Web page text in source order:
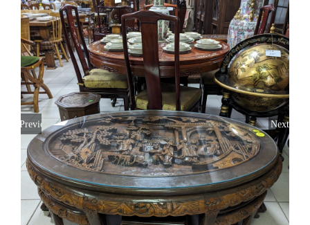
Lahjakortti
Toivomuslista
Suomi
Previous Next